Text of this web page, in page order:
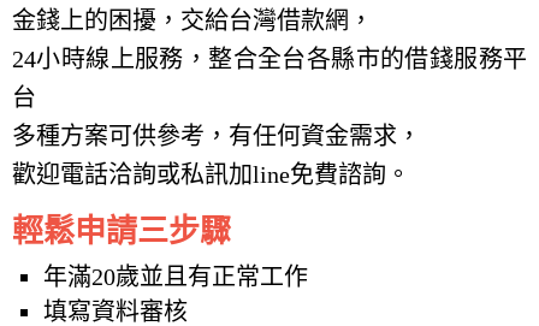
金錢上的困擾，交給台灣借款網，
24小時線上服務，整合全台各縣市的借錢服務平
台
多種方案可供參考，有任何資金需求，
歡迎電話洽詢或私訊加line免費諮詢。
輕鬆申請三步驟
年滿20歲並且有正常工作
填寫資料審核